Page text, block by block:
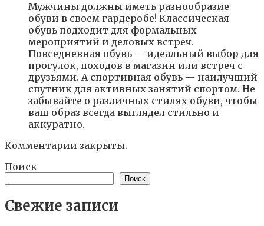
Мужчины должны иметь разнообразие
обуви в своем гардеробе! Классическая
обувь подходит для формальных
мероприятий и деловых встреч.
Повседневная обувь — идеальный выбор для
прогулок, походов в магазин или встреч с
друзьями. А спортивная обувь — наилучший
спутник для активных занятий спортом. Не
забывайте о различных стилях обуви, чтобы
ваш образ всегда выглядел стильно и
аккуратно.
Комментарии закрыты.
Поиск
Поиск
Свежие записи